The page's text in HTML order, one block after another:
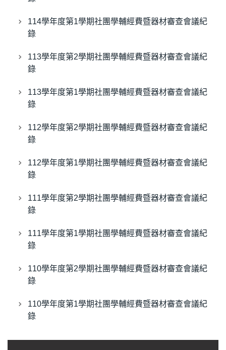
114學年度第1學期社團學輔經費暨器材審查會議紀
錄
113學年度第2學期社團學輔經費暨器材審查會議紀
錄
113學年度第1學期社團學輔經費暨器材審查會議紀
錄
112學年度第2學期社團學輔經費暨器材審查會議紀
錄
112學年度第1學期社團學輔經費暨器材審查會議紀
錄
111學年度第2學期社團學輔經費暨器材審查會議紀
錄
111學年度第1學期社團學輔經費暨器材審查會議紀
錄
110學年度第2學期社團學輔經費暨器材審查會議紀
錄
110學年度第1學期社團學輔經費暨器材審查會議紀
錄